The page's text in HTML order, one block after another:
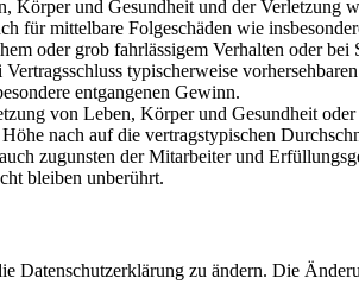
Körper und Gesundheit und der
für mittelbare Folgeschäden wie
oder grob fahrlässigem Verhalten oder
typischerweise
entgangenen Gewinn.
von Leben, Körper und Gesundheit
nach auf die vertragstypischen
zugunsten der Mitarbeiter und
bleiben unberührt.
Datenschutzerklärung zu ändern. Die